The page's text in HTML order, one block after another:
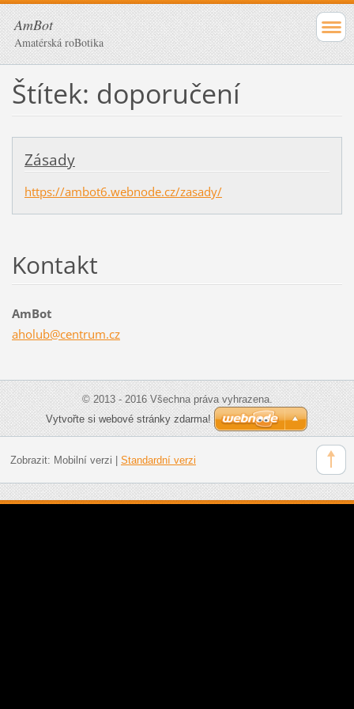
AmBot
Amatérská roBotika
Štítek: doporučení
Zásady
https://ambot6.webnode.cz/zasady/
Kontakt
AmBot
aholub@centrum.cz
© 2013 - 2016 Všechna práva vyhrazena.
Vytvořte si webové stránky zdarma!
Zobrazit: Mobilní verzi Standardní verzi